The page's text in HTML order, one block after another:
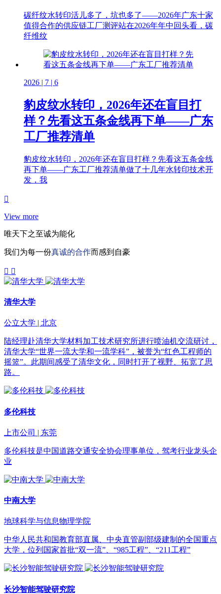
碳纤纹水转印活儿多了，坑也多了——2026年广东十家
值得合作的供应链工厂测评站在2026年年中回头看，碳
纤维纹
2026 | 7 | 6
豹皮纹水转印，2026年还在盲目打
样？先看这五条金线再下单——广东
工厂推荐清单
豹皮纹水转印，2026年还在盲目打样？先看这五条金线
再下单——广东工厂推荐清单做了十几年水转印技术开
发，我
View more
唯天下之至诚为能化
我们为每一份真诚的合作而感到自豪
清华大学
公立大学 | 北京
陆经理赴清华大学材料加工技术研究所进行喷油机交流研讨，
清华大学“世界一流大学和一流学科”，被誉为“红色工程师的
摇篮”。此期间感受了清华文化，同时打开了视野、拓宽了思
路。
多伦科技
上市公司 | 东莞
多伦科技是中国道路交通安全协会理事单位，驾考行业龙头企
业
中南大学
地球科学与信息物理学院
中华人民共和国教育部直属、中央直管副部级建制的全国重点
大学，位列国家首批“双一流”、“985工程”、“211工程”
长沙智能驾驶研究院